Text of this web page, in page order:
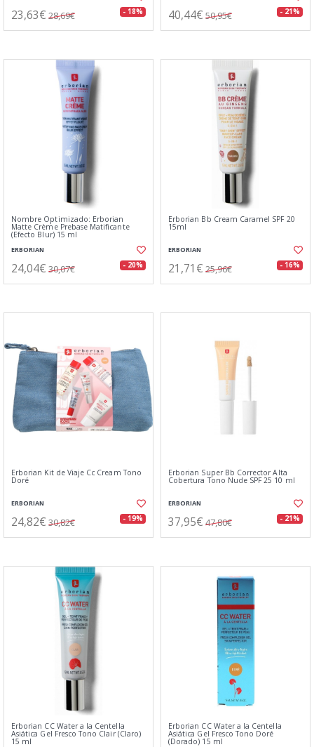
23,63€ 28,69€ - 18% 40,44€ 50,95€ - 21%
Nombre Optimizado: Erborian
Matte Crème Prebase Matificante
(Efecto Blur) 15 ml
ERBORIAN
24,04€ 30,07€ - 20%
Erborian Bb Cream Caramel SPF 20
15ml
ERBORIAN
21,71€ 25,96€ - 16%
Erborian Kit de Viaje Cc Cream Tono
Doré
ERBORIAN
24,82€ 30,82€ - 19%
Erborian Super Bb Corrector Alta
Cobertura Tono Nude SPF 25 10 ml
ERBORIAN
37,95€ 47,80€ - 21%
Erborian CC Water a la Centella
Asiática Gel Fresco Tono Clair (Claro)
15 ml
Erborian CC Water a la Centella
Asiática Gel Fresco Tono Doré
(Dorado) 15 ml